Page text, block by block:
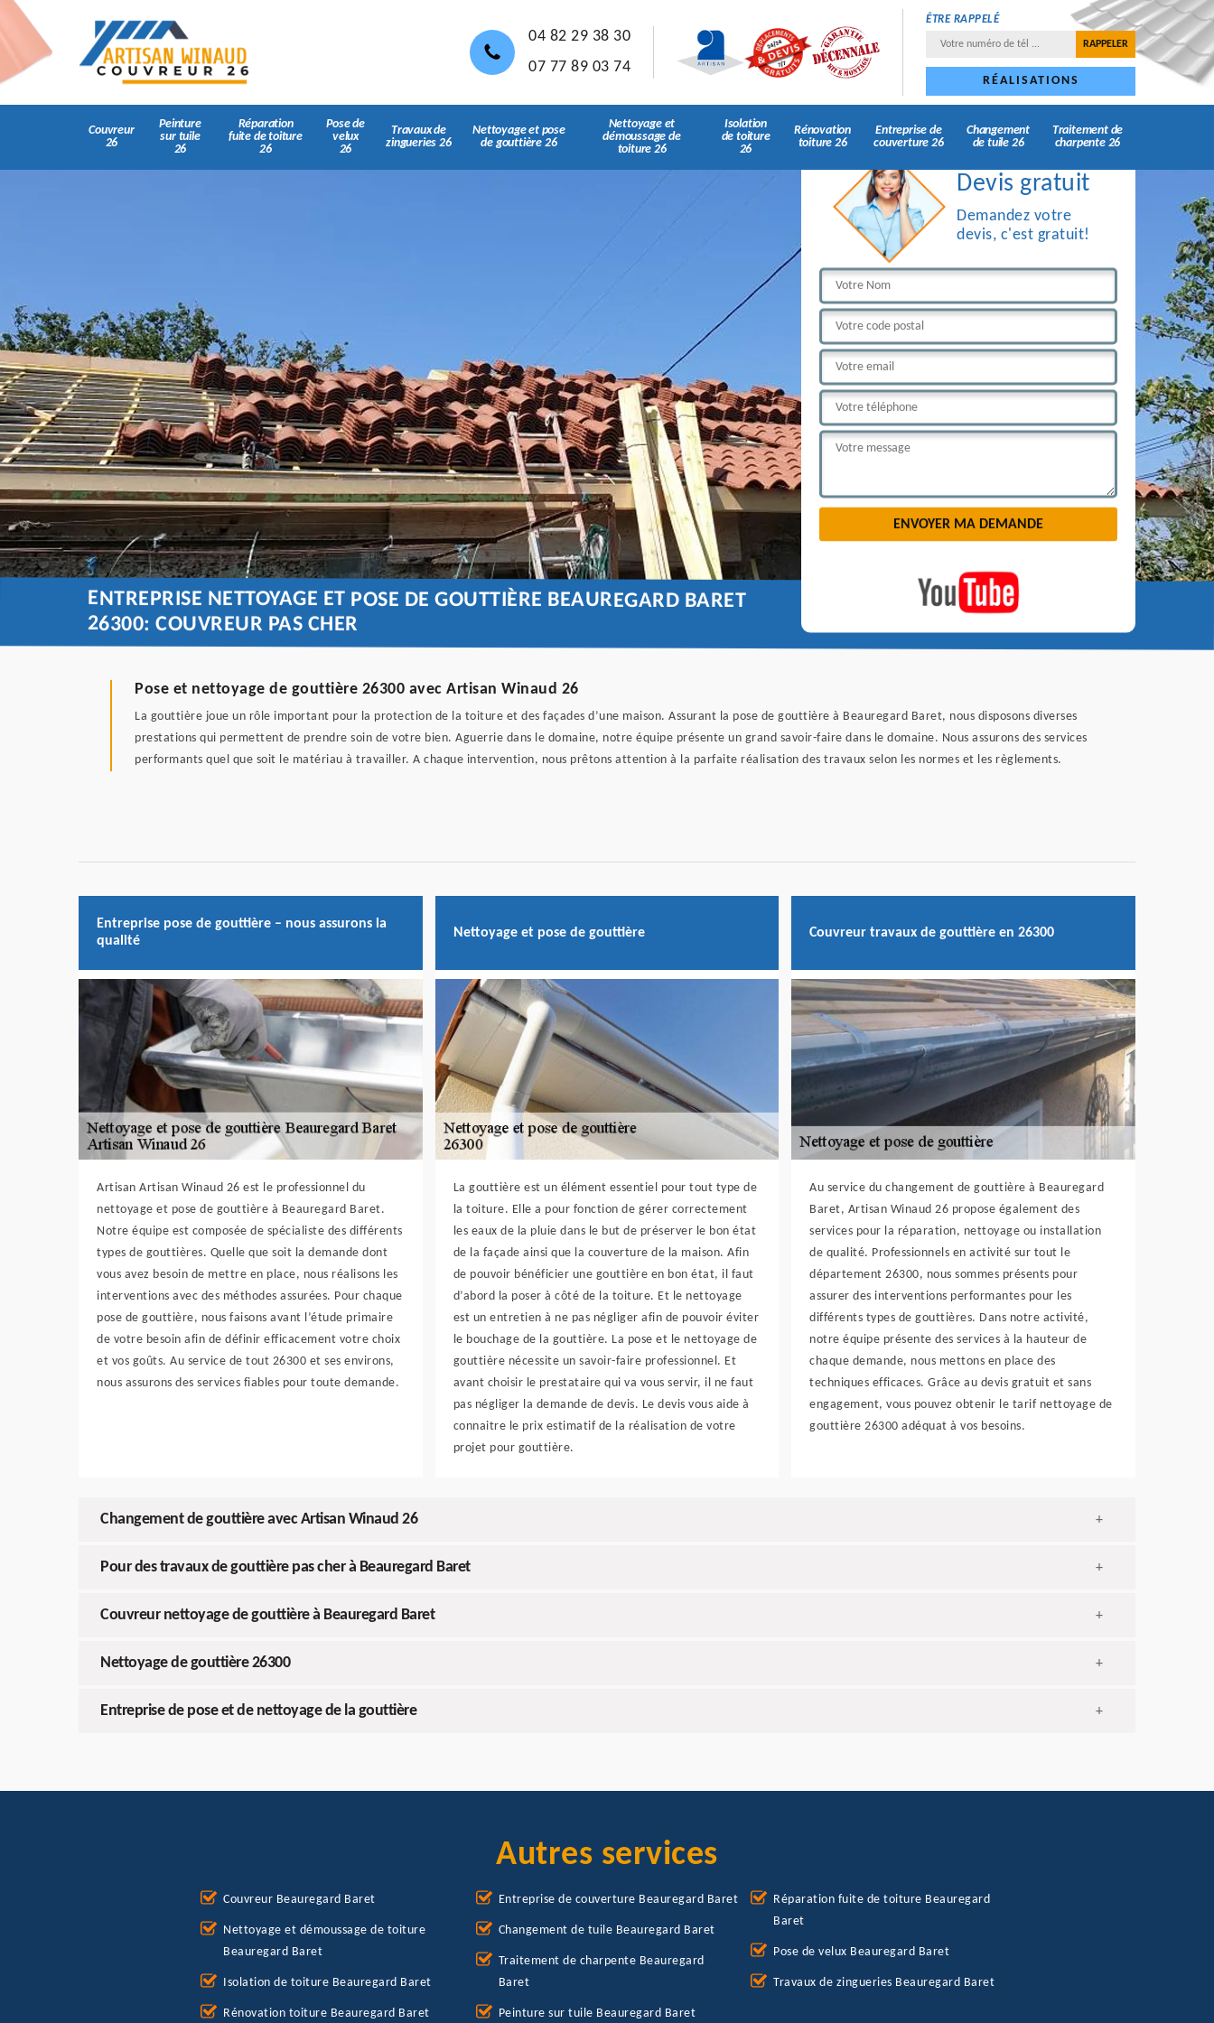
04 82 29 38 30
07 77 89 03 74
ÊTRE RAPPELÉ
RÉALISATIONS
Couvreur
26
Peinture
sur tuile
26
Réparation
fuite de toiture
26
Pose de
velux
26
Travaux de
zingueries 26
Nettoyage et pose
de gouttière 26
Nettoyage et
démoussage de
toiture 26
Isolation
de toiture
26
Rénovation
toiture 26
Entreprise de
couverture 26
Changement
de tuile 26
Traitement de
charpente 26
Devis gratuit
Demandez votre
devis, c'est gratuit!
ENTREPRISE NETTOYAGE ET POSE DE GOUTTIÈRE BEAUREGARD BARET
26300: COUVREUR PAS CHER
Pose et nettoyage de gouttière 26300 avec Artisan Winaud 26
La gouttière joue un rôle important pour la protection de la toiture et des façades d’une maison. Assurant la pose de gouttière à Beauregard Baret, nous disposons diverses
prestations qui permettent de prendre soin de votre bien. Aguerrie dans le domaine, notre équipe présente un grand savoir-faire dans le domaine. Nous assurons des services
performants quel que soit le matériau à travailler. A chaque intervention, nous prêtons attention à la parfaite réalisation des travaux selon les normes et les règlements.
Entreprise pose de gouttière – nous assurons la
qualité
Artisan Artisan Winaud 26 est le professionnel du
nettoyage et pose de gouttière à Beauregard Baret.
Notre équipe est composée de spécialiste des différents
types de gouttières. Quelle que soit la demande dont
vous avez besoin de mettre en place, nous réalisons les
interventions avec des méthodes assurées. Pour chaque
pose de gouttière, nous faisons avant l’étude primaire
de votre besoin afin de définir efficacement votre choix
et vos goûts. Au service de tout 26300 et ses environs,
nous assurons des services fiables pour toute demande.
Nettoyage et pose de gouttière
La gouttière est un élément essentiel pour tout type de
la toiture. Elle a pour fonction de gérer correctement
les eaux de la pluie dans le but de préserver le bon état
de la façade ainsi que la couverture de la maison. Afin
de pouvoir bénéficier une gouttière en bon état, il faut
d’abord la poser à côté de la toiture. Et le nettoyage
est un entretien à ne pas négliger afin de pouvoir éviter
le bouchage de la gouttière. La pose et le nettoyage de
gouttière nécessite un savoir-faire professionnel. Et
avant choisir le prestataire qui va vous servir, il ne faut
pas négliger la demande de devis. Le devis vous aide à
connaitre le prix estimatif de la réalisation de votre
projet pour gouttière.
Couvreur travaux de gouttière en 26300
Au service du changement de gouttière à Beauregard
Baret, Artisan Winaud 26 propose également des
services pour la réparation, nettoyage ou installation
de qualité. Professionnels en activité sur tout le
département 26300, nous sommes présents pour
assurer des interventions performantes pour les
différents types de gouttières. Dans notre activité,
notre équipe présente des services à la hauteur de
chaque demande, nous mettons en place des
techniques efficaces. Grâce au devis gratuit et sans
engagement, vous pouvez obtenir le tarif nettoyage de
gouttière 26300 adéquat à vos besoins.
Changement de gouttière avec Artisan Winaud 26 +
Pour des travaux de gouttière pas cher à Beauregard Baret +
Couvreur nettoyage de gouttière à Beauregard Baret +
Nettoyage de gouttière 26300 +
Entreprise de pose et de nettoyage de la gouttière +
Autres services
Couvreur Beauregard Baret
Nettoyage et démoussage de toiture
Beauregard Baret
Isolation de toiture Beauregard Baret
Rénovation toiture Beauregard Baret
Entreprise de couverture Beauregard Baret
Changement de tuile Beauregard Baret
Traitement de charpente Beauregard
Baret
Peinture sur tuile Beauregard Baret
Réparation fuite de toiture Beauregard
Baret
Pose de velux Beauregard Baret
Travaux de zingueries Beauregard Baret